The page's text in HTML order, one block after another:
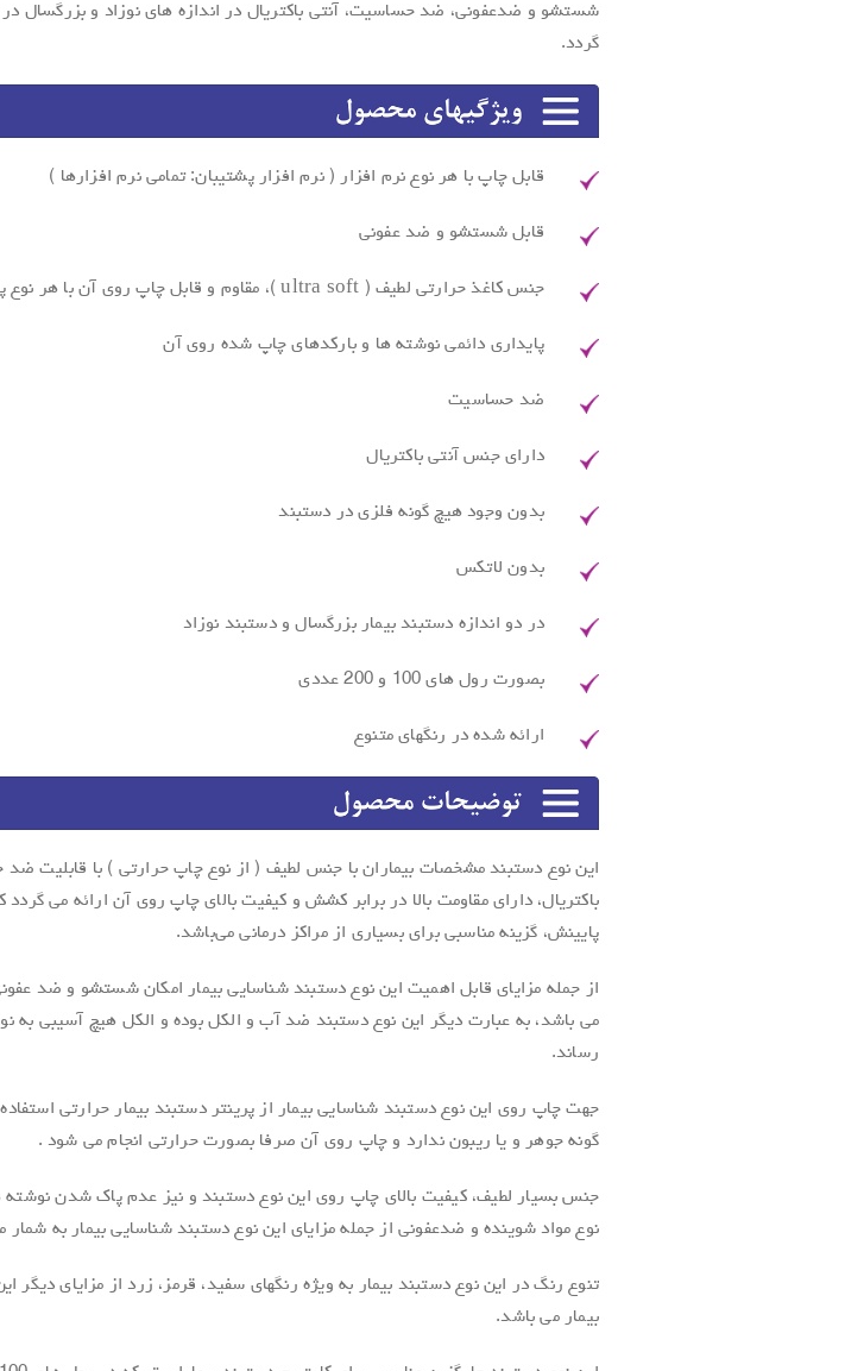
شستشو و ضدعفونی، ضد حساسیت، آنتی باکتریال در اندازه های نوزاد و بزرگسال در
گردد.
قابل چاپ با هر نوع نرم افزار ( نرم افزار پشتیبان: تمامی نرم افزارها )
قابل شستشو و ضد عفونی
جنس کاغذ حرارتی لطیف ( ultra soft )، مقاوم و قابل چاپ روی آن با هر نوع پرینترحرارتی
پایداری دائمی نوشته ها و بارکدهای چاپ شده روی آن
ضد حساسیت
دارای جنس آنتی باکتریال
بدون وجود هیچ گونه فلزی در دستبند
بدون لاتکس
در دو اندازه دستبند بیمار بزرگسال و دستبند نوزاد
بصورت رول های 100 و 200 عددی
ارائه شده در رنگهای متنوع
این نوع دستبند مشخصات بیماران با جنس لطیف ( از نوع چاپ حرارتی ) با قابلیت
باکتریال، دارای مقاومت بالا در برابر کشش و کیفیت بالای چاپ روی آن ارائه می گردد
پایینش، گزینه مناسبی برای بسیاری از مراکز درمانی می‌باشد.
از جمله مزایای قابل اهمیت این نوع دستبند شناسایی بیمار امکان شستشو و ضد
می باشد، به عبارت دیگر این نوع دستبند ضد آب و الکل بوده و الکل هیچ آسیبی به
رساند.
جهت چاپ روی این نوع دستبند شناسایی بیمار از پرینتر دستبند بیمار حرارتی
گونه جوهر و یا ریبون ندارد و چاپ روی آن صرفا بصورت حرارتی انجام می شود .
جنس بسیار لطیف، کیفیت بالای چاپ روی این نوع دستبند و نیز عدم پاک شدن
نوع مواد شوینده و ضدعفونی از جمله مزایای این نوع دستبند شناسایی بیمار به شمار
تنوع رنگ در این نوع دستبند بیمار به ویژه رنگهای سفید، قرمز، زرد از مزایای
بیمار می باشد.